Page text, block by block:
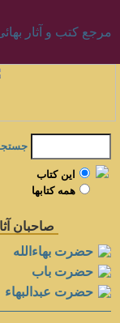
اين کتاب
همه کتابها
صاحبان
حضرت بهاءالله
حضرت باب
حضرت عبدالبهاء